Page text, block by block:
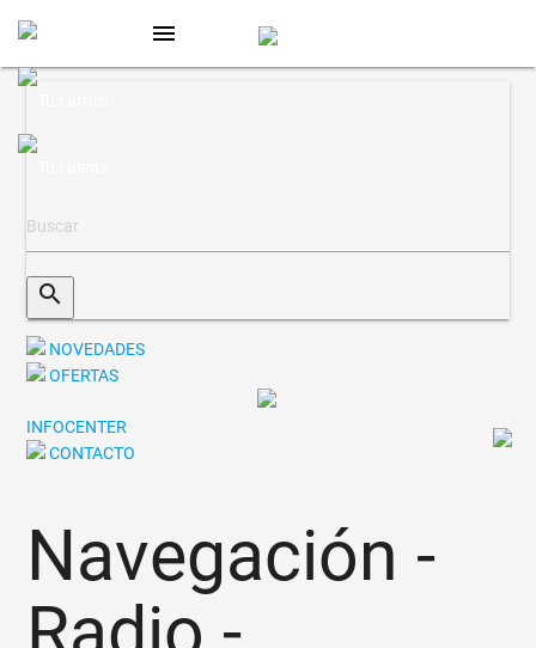
menu
search
NOVEDADES
OFERTAS
INFOCENTER
CONTACTO
Navegación -